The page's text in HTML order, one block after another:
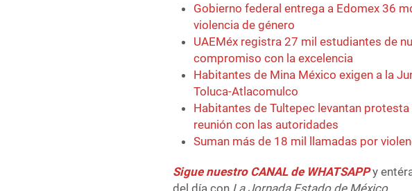
Gobierno federal entrega a Edomex 36
violencia de género
UAEMéx registra 27 mil estudiantes de
compromiso con la excelencia
Habitantes de Mina México exigen a la
Toluca-Atlacomulco
Habitantes de Tultepec levantan
reunión con las autoridades
Suman más de 18 mil llamadas por
Sigue nuestro CANAL de WHATSAPP y